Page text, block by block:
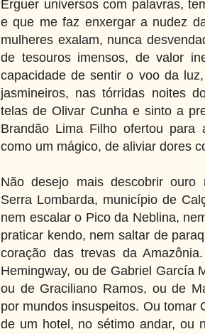
Erguer universos com palavras,
e que me faz enxergar a nudez
mulheres exalam, nunca
de tesouros imensos, de valor
capacidade de sentir o voo da
jasmineiros, nas tórridas noites
telas de Olivar Cunha e sinto a
Brandão Lima Filho ofertou para
como um mágico, de aliviar dores
Não desejo mais descobrir ouro
Serra Lombarda, município de
nem escalar o Pico da Neblina,
praticar kendo, nem saltar de
coração das trevas da
Hemingway, ou de Gabriel García
ou de Graciliano Ramos, ou de
por mundos insuspeitos. Ou tomar
de um hotel, no sétimo andar, ou